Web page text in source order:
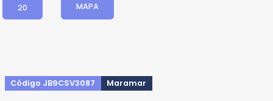
20 MAPA
Código JB9CSV3087 Maramar